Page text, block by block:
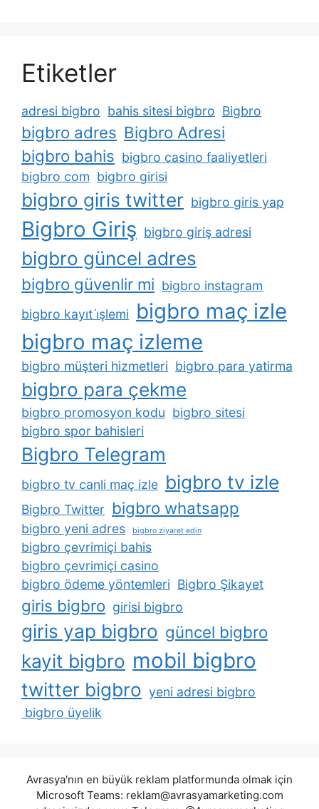
Etiketler
adresi bigbro bahis sitesi bigbro Bigbro
bigbro adres Bigbro Adresi
bigbro bahis bigbro casino faaliyetleri
bigbro com bigbro girisi
bigbro giris twitter bigbro giris yap
Bigbro Giriş bigbro giriş adresi
bigbro güncel adres
bigbro güvenlir mi bigbro instagram
bigbro kayıt i̇şlemi
bigbro maç izle
bigbro maç izleme
bigbro müşteri hizmetleri bigbro para yatirma
bigbro para çekme
bigbro promosyon kodu bigbro sitesi
bigbro spor bahisleri
Bigbro Telegram
bigbro tv canli maç izle bigbro tv izle
Bigbro Twitter bigbro whatsapp
bigbro yeni adres bigbro ziyaret edin
bigbro çevrimiçi bahis
bigbro çevrimiçi casino
bigbro ödeme yöntemleri Bigbro Şikayet
giris bigbro girisi bigbro
giris yap bigbro güncel bigbro
kayit bigbro mobil bigbro
twitter bigbro yeni adresi bigbro
bigbro üyelik
Avrasya'nın en büyük reklam platformunda olmak için
Microsoft Teams: reklam@avrasyamarketing.com